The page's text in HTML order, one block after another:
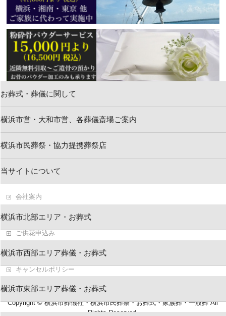
お葬式・葬儀に関して
横浜市営・大和市営、各葬儀斎場ご案内
横浜市民葬祭・協力提携葬祭店
当サイトについて
横浜市北部エリア・お葬式
横浜市西部エリア葬儀・お葬式
横浜市東部エリア葬儀・お葬式
新着情報
お問い合わせ
会社案内
葬儀・お葬式ブログ
ご供花申込み
横浜市民葬祭 葬儀資料
キャンセルポリシー
Copyright ©横浜市葬儀社・横浜市民葬祭・お葬式・家族葬・一般葬All
Rights Reserved.